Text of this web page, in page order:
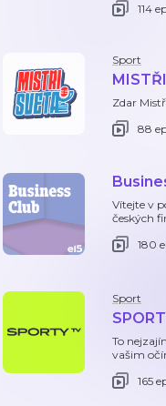
114
Sport
Zdar
88
Vítejte v
českých
180
Sport
To
vašim
165